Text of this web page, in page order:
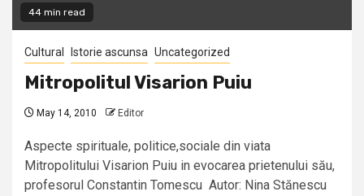
44 min read
Cultural Istorie ascunsa Uncategorized
Mitropolitul Visarion Puiu
May 14, 2010 Editor
Aspecte spirituale, politice,sociale din viata
Mitropolitului Visarion Puiu in evocarea prietenului său,
profesorul Constantin Tomescu Autor: Nina Stănescu